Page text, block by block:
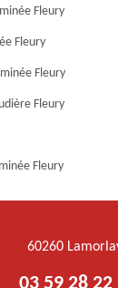
Fleury
Fleury
Fleury
Fleury
Fleury
60260